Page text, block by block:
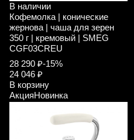
В наличии
Кофемолка | конические
жернова | чаша для зерен
350 г | кремовый | SMEG
CGF03CREU
28 290 ₽-15%
24 046 ₽
В корзину
АкцияНовинка